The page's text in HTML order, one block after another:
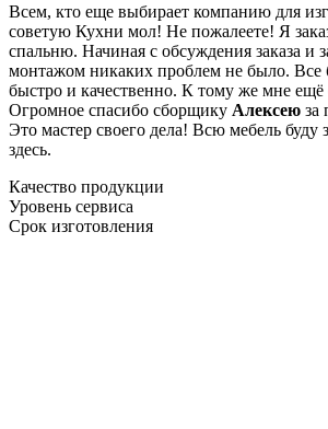
Всем, кто еще выбирает компанию для
советую Кухни мол! Не пожалеете! Я
спальню. Начиная с обсуждения заказа и
монтажом никаких проблем не было. Все
быстро и качественно. К тому же мне ещё
Огромное спасибо сборщику Алексею за
Это мастер своего дела! Всю мебель буду
здесь.
Качество продукции
Уровень сервиса
Срок изготовления